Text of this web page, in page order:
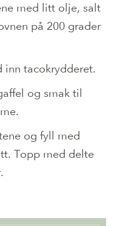
med litt olje, salt
på 200 grader
inn tacokrydderet.
og smak til
og fyll med
Topp med delte